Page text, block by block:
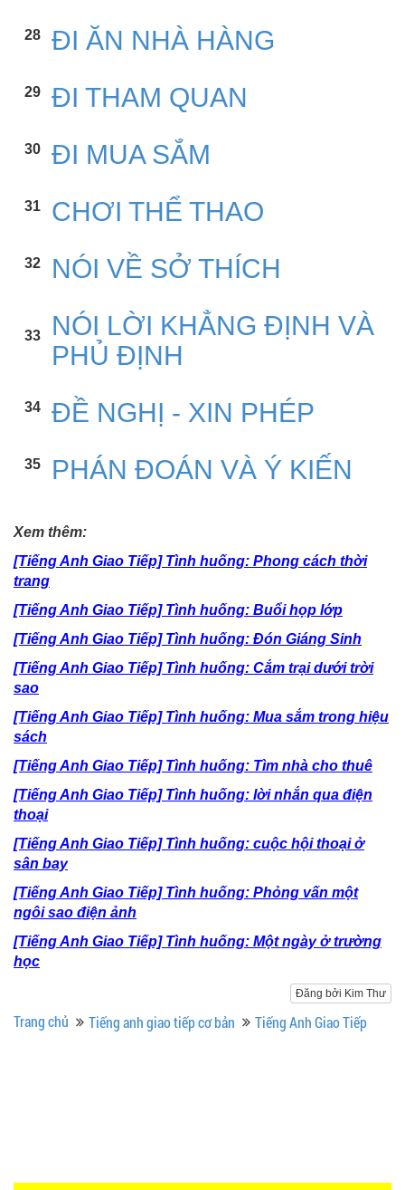
28 ĐI ĂN NHÀ HÀNG
29 ĐI THAM QUAN
30 ĐI MUA SẮM
31 CHƠI THỂ THAO
32 NÓI VỀ SỞ THÍCH
33
NÓI LỜI KHẲNG ĐỊNH VÀ
PHỦ ĐỊNH
34 ĐỀ NGHỊ - XIN PHÉP
35 PHÁN ĐOÁN VÀ Ý KIẾN
Xem thêm:
[Tiếng Anh Giao Tiếp] Tình huống: Phong cách thời
trang
[Tiếng Anh Giao Tiếp] Tình huống: Buổi họp lớp
[Tiếng Anh Giao Tiếp] Tình huống: Đón Giáng Sinh
[Tiếng Anh Giao Tiếp] Tình huống: Cắm trại dưới trời
sao
[Tiếng Anh Giao Tiếp] Tình huống: Mua sắm trong hiệu
sách
[Tiếng Anh Giao Tiếp] Tình huống: Tìm nhà cho thuê
[Tiếng Anh Giao Tiếp] Tình huống: lời nhắn qua điện
thoại
[Tiếng Anh Giao Tiếp] Tình huống: cuộc hội thoại ở
sân bay
[Tiếng Anh Giao Tiếp] Tình huống: Phỏng vấn một
ngôi sao điện ảnh
[Tiếng Anh Giao Tiếp] Tình huống: Một ngày ở trường
học
Đăng bởi Kim Thư
Trang chủ Tiếng anh giao tiếp cơ bản Tiếng Anh Giao Tiếp